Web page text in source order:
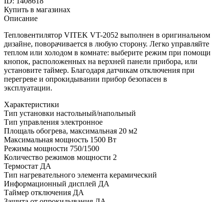
Купить в магазинах
Описание
Тепловентилятор VITEK VT-2052 выполнен в оригинальном
дизайне, поворачивается в любую сторону. Легко управляйте
теплом или холодом в комнате: выберите режим при помощи
кнопок, расположенных на верхней панели прибора, или
установите таймер. Благодаря датчикам отключения при
перегреве и опрокидывании прибор безопасен в
эксплуатации.
Характеристики
Тип установки настольный/напольный
Тип управления электронное
Площаль обогрева, максимальная 20 м2
Максимальная мощность 1500 Вт
Режимы мощности 750/1500
Количество режимов мощности 2
Термостат ДА
Тип нагревательного элемента керамический
Информационный дисплей ДА
Таймер отключения ДА